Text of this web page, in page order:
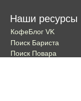
Наши ресурсы
КофеБлог VK
Поиск Бариста
Поиск Повара